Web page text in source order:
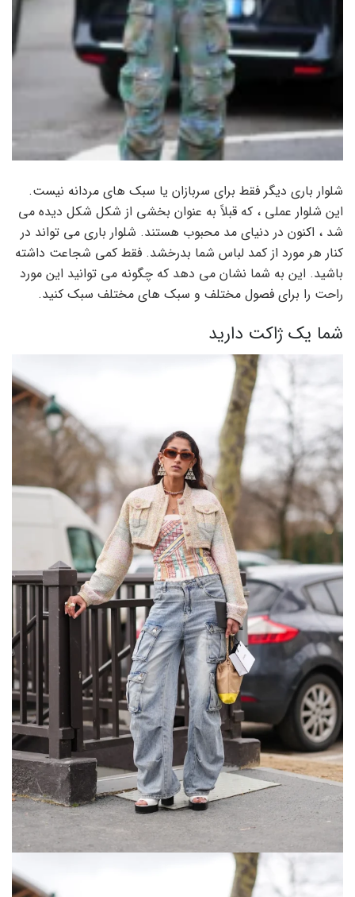
شلوار باری دیگر فقط برای سربازان یا سبک های مردانه نیست.
این شلوار عملی ، که قبلاً به عنوان بخشی از شکل شکل دیده می
شد ، اکنون در دنیای مد محبوب هستند. شلوار باری می تواند در
کنار هر مورد از کمد لباس شما بدرخشد. فقط کمی شجاعت داشته
باشید. این به شما نشان می دهد که چگونه می توانید این مورد
راحت را برای فصول مختلف و سبک های مختلف سبک کنید.
شما یک ژاکت دارید